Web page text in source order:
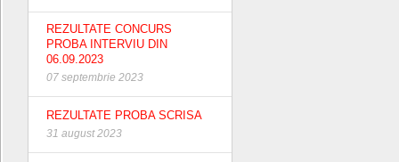
REZULTATE CONCURS
PROBA INTERVIU DIN
06.09.2023
07 septembrie 2023
REZULTATE PROBA SCRISA
31 august 2023